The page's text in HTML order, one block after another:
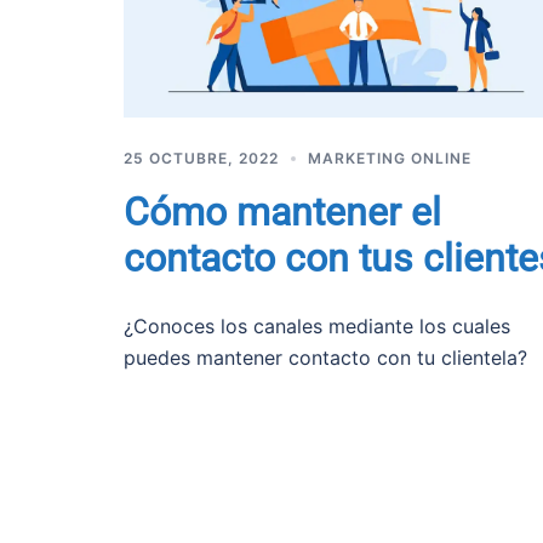
25 OCTUBRE, 2022 MARKETING ONLINE
Cómo mantener el
contacto con tus
¿Conoces los canales mediante los cuales
puedes mantener contacto con tu clientela?